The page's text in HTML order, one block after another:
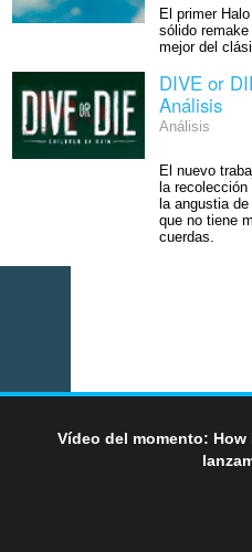
El primer
sólido
mejor del
DIVE or
Análisis
Análisis
El nuevo
la
la angustia
que no tiene
cuerdas.
Vídeo del momento: How